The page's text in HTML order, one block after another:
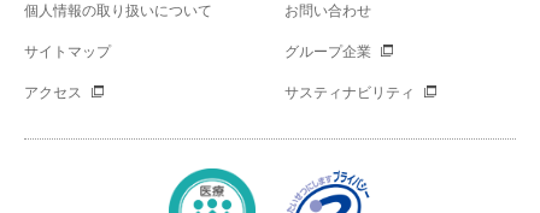
個人情報の取り扱いについて お問い合わせ
サイトマップ グループ企業
アクセス サスティナビリティ